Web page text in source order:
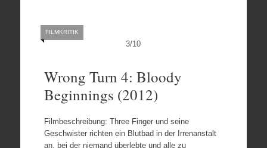
3/10
FILMKRITIK
Wrong Turn 4: Bloody
Beginnings (2012)
Filmbeschreibung: Three Finger und seine
Geschwister richten ein Blutbad in der Irrenanstalt
an, bei der niemand überlebte und alle zu